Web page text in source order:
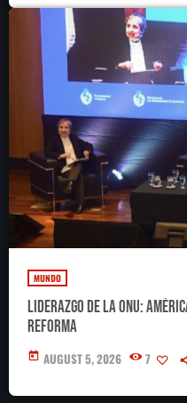
MUNDO
Liderazgo de la ONU:
reforma
today AUGUST 5, 2026 7